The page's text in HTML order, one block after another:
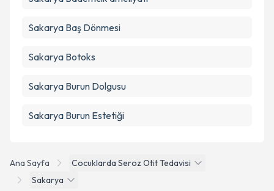
Ana Sayfa
Cocuklarda Seroz Otit Tedavisi
Sakarya
Sakarya Baş Dönmesi
Sakarya Botoks
Sakarya Burun Dolgusu
Sakarya Burun Estetiği